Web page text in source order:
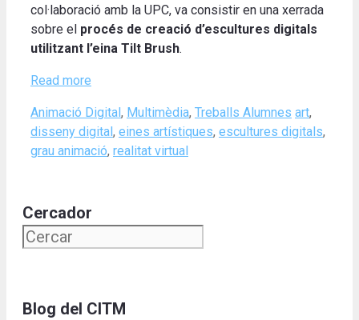
col·laboració amb la UPC, va consistir en una xerrada
sobre el procés de creació d’escultures digitals
utilitzant l’eina Tilt Brush.
Read more
Categories
Animació Digital , Multimèdia, Treballs Alumnes Tags
art,
disseny digital , eines artístiques, escultures digitals,
grau animació, realitat virtual
Cercador
Blog del CITM